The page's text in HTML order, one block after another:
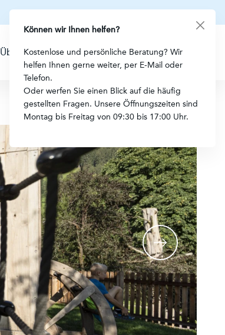
Können wir Ihnen helfen?
Kostenlose und persönliche Beratung? Wir
helfen Ihnen gerne weiter, per E-Mail oder
Telefon.
Oder werfen Sie einen Blick auf die häufig
gestellten Fragen. Unsere Öffnungszeiten sind
Montag bis Freitag von 09:30 bis 17:00 Uhr.
Über uns Kontakt